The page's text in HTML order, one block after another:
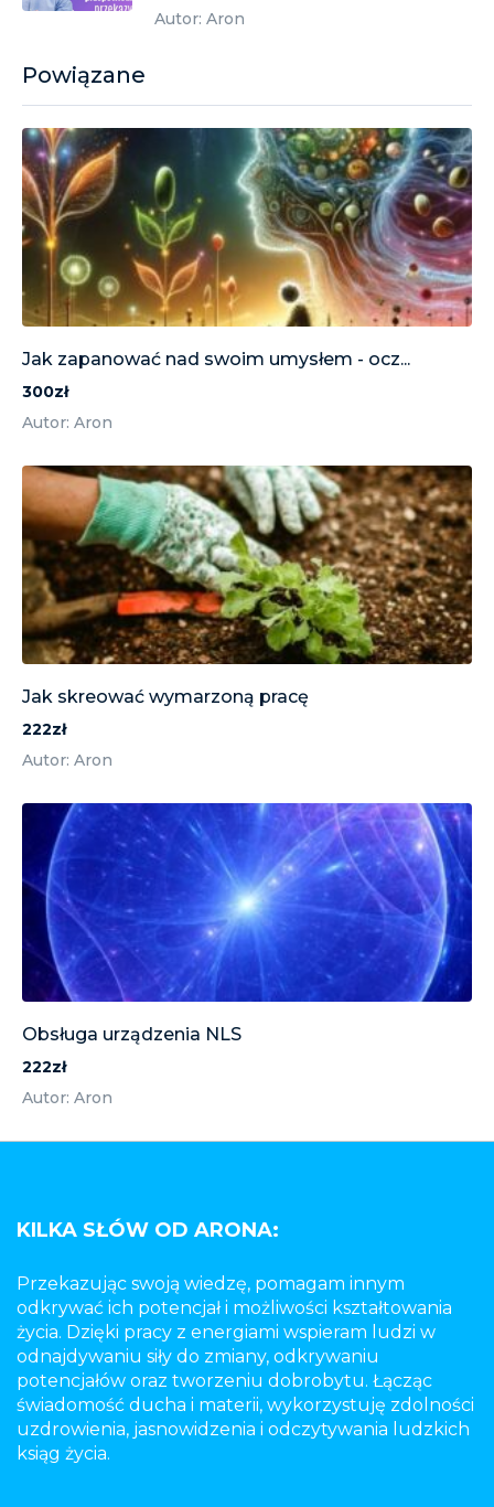
Powiązane
Jak zapanować nad swoim umysłem - ocz...
300zł
Autor: Aron
Jak skreować wymarzoną pracę
222zł
Autor: Aron
Obsługa urządzenia NLS
222zł
Autor: Aron
Autor: Aron
KILKA SŁÓW OD ARONA:
Przekazując swoją wiedzę, pomagam innym
odkrywać ich potencjał i możliwości kształtowania
życia. Dzięki pracy z energiami wspieram ludzi w
odnajdywaniu siły do zmiany, odkrywaniu
potencjałów oraz tworzeniu dobrobytu. Łącząc
świadomość ducha i materii, wykorzystuję zdolności
uzdrowienia, jasnowidzenia i odczytywania ludzkich
ksiąg życia.